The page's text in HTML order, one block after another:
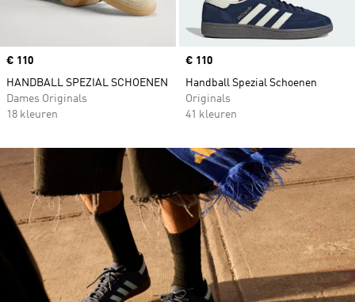
Price
€ 110
HANDBALL SPEZIAL SCHOENEN
Dames Originals
18 kleuren
Price
€ 110
Handball Spezial Schoenen
Originals
41 kleuren